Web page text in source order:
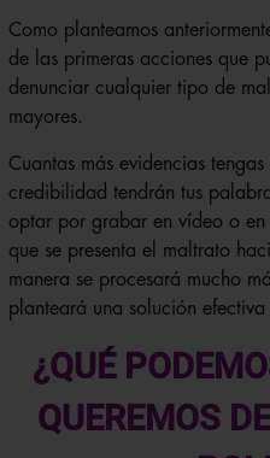
Como planteamos
de las primeras acciones que
denunciar cualquier tipo de
mayores.
Cuantas más evidencias
credibilidad tendrán tus
optar por grabar en vídeo o
que se presenta el maltrato
manera se procesará mucho
planteará una solución
¿QUÉ
QUEREMOS